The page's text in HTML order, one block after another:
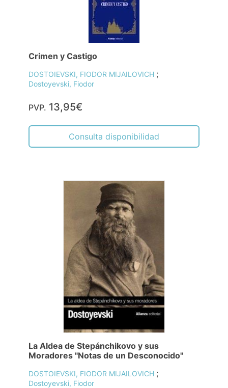
Crimen y Castigo
DOSTOIEVSKI, FIODOR MIJAILOVICH ;
Dostoyevski, Fiodor
PVP. 13,95€
Consulta disponibilidad
La Aldea de Stepánchikovo y sus
Moradores "Notas de un Desconocido"
DOSTOIEVSKI, FIODOR MIJAILOVICH ;
Dostoyevski, Fiodor